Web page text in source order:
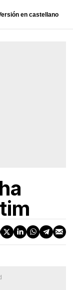
en castellano